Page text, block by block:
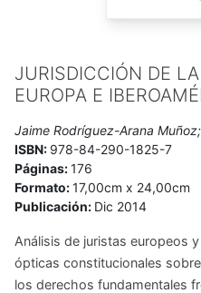
JURISDICCIÓN DE
EUROPA E
Jaime Rodríguez-Arana
ISBN: 978-84-290-1825-7
Páginas:176
Formato:17,00cm x 24,00cm
Publicación: Dic 2014
Análisis de juristas europeos
ópticas constitucionales
los derechos fundamentales